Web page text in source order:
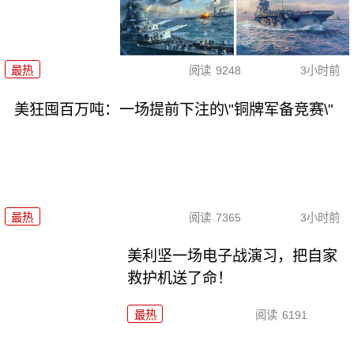
最热 阅读 9248 3小时前
美狂囤百万吨：一场提前下注的\"铜牌军备竞赛\"
最热 阅读 7365 3小时前
美利坚一场电子战演习，把自家
救护机送了命！
最热 阅读 6191